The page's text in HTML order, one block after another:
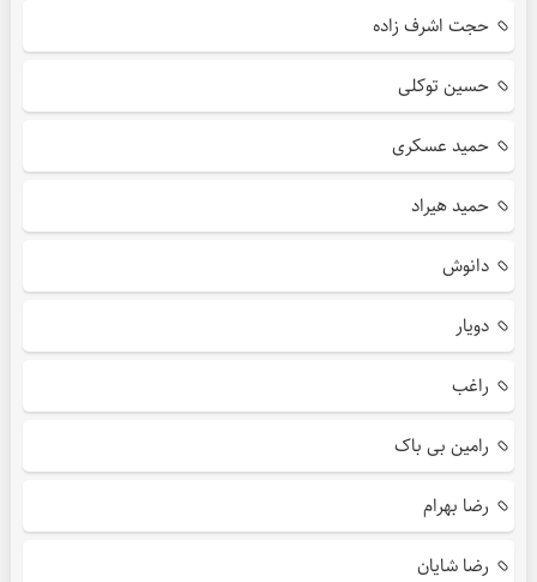
حجت اشرف زاده
حسین توکلی
حمید عسکری
حمید هیراد
دانوش
دویار
راغب
رامین بی باک
رضا بهرام
رضا شایان